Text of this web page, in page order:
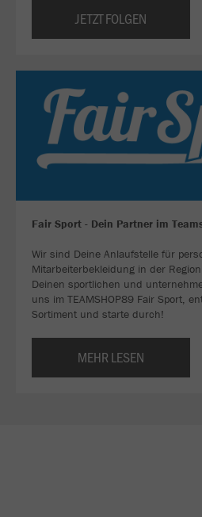
JETZT FOLGEN
Fair Sport - Dein Partner im
Wir sind Deine Anlaufstelle für
Mitarbeiterbekleidung in der
Deinen sportlichen und
uns im TEAMSHOP89 Fair Sport,
Sortiment und starte durch!
MEHR LESEN